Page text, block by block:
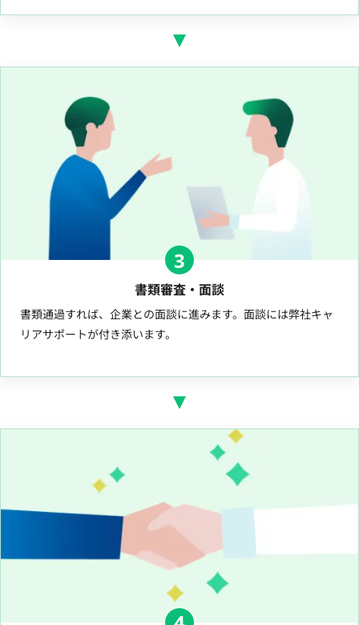
3
書類審査・面談
書類通過すれば、企業との面談に進みます。面談には弊社キャ
リアサポートが付き添います。